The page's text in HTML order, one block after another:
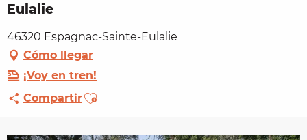
Eulalie
46320 Espagnac-Sainte-Eulalie
Cómo llegar
¡Voy en tren!
CompartirAjouter aux favoris